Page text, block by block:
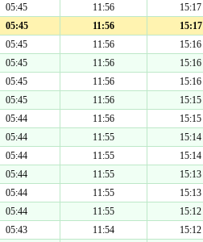
05:45 11:56 15:17
05:45 11:56 15:17
05:45 11:56 15:16
05:45 11:56 15:16
05:45 11:56 15:16
05:45 11:56 15:15
05:44 11:56 15:15
05:44 11:55 15:14
05:44 11:55 15:14
05:44 11:55 15:13
05:44 11:55 15:13
05:44 11:55 15:12
05:43 11:54 15:12